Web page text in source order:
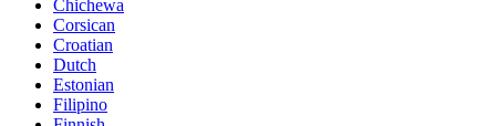
Chichewa
Corsican
Croatian
Dutch
Estonian
Filipino